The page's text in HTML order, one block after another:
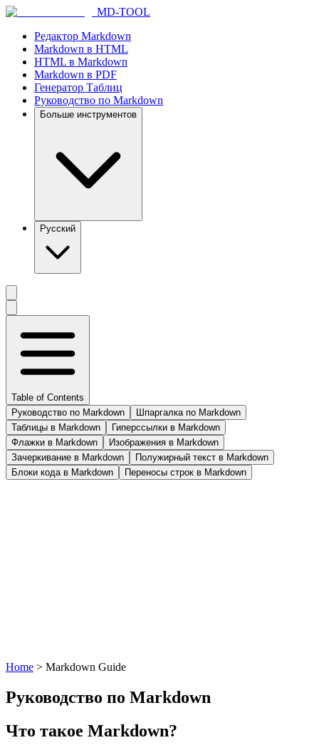
MD-TOOL
Редактор Markdown
Markdown в HTML
HTML в Markdown
Markdown в PDF
Генератор Таблиц
Руководство по Markdown
Больше инструментов
Русский
Table of Contents
Руководство по Markdown
Шпаргалка по Markdown
Таблицы в Markdown
Гиперссылки в Markdown
Флажки в Markdown
Изображения в Markdown
Зачеркивание в Markdown
Полужирный текст в Markdown
Блоки кода в Markdown
Переносы строк в Markdown
Home > Markdown Guide
Руководство по Markdown
Что такое Markdown?